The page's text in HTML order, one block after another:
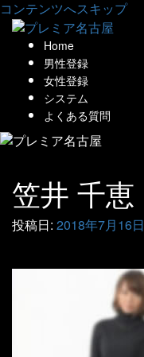
コンテンツへスキップ
Home
男性登録
女性登録
システム
よくある質問
笠井 千恵
投稿日: 2018年7月16日